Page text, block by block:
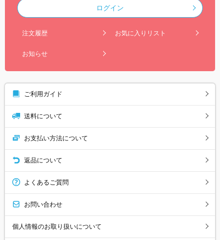
ログイン
注文履歴 お気に入りリスト
お知らせ
ご利用ガイド
送料について
お支払い方法について
返品について
よくあるご質問
お問い合わせ
個人情報のお取り扱いについて